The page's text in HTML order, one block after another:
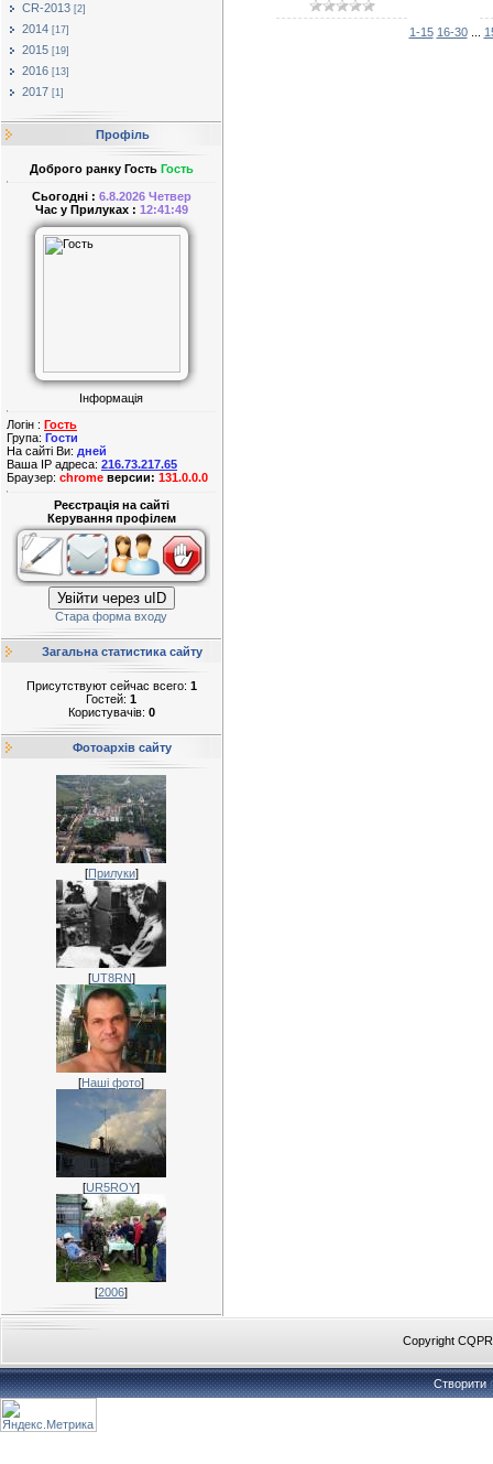
CR-2013 [2]
2014 [17]
2015 [19]
2016 [13]
2017 [1]
Профіль
Доброго ранку Гость Гость
Сьогодні : 6.8.2026 Четвер
Час у Прилуках : 12:41:49
Інформація
Логін : Гость
Група: Гости
На сайті Ви: дней
Ваша IP адреса: 216.73.217.65
Браузер: chrome версии: 131.0.0.0
Реєстрація на сайті
Керування профілем
Увійти через uID
Стара форма входу
Загальна статистика сайту
Присутствуют сейчас всего: 1
Гостей: 1
Користувачів: 0
Фотоархів сайту
[Прилуки]
[UT8RN]
[Наші фото]
[UR5ROY]
[2006]
1-15 16-30
Copyright
Створити